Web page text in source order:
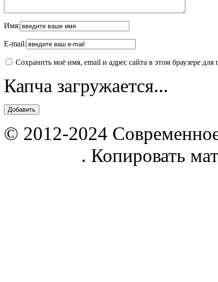
Имя:
E-mail:
Сохранить моё имя, email и адрес сайта в этом браузере
Капча загружается...
© 2012-2024
. Копировать